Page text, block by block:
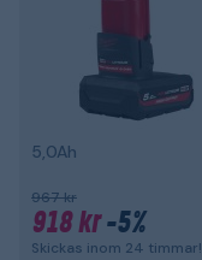
5,0Ah
967 kr
918 kr-5%
Skickas inom 24 timmar!